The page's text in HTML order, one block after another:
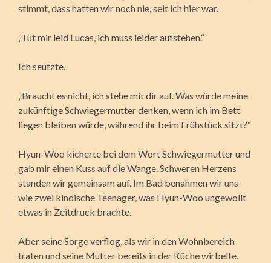
stimmt, dass hatten wir noch nie, seit ich hier war.
„Tut mir leid Lucas, ich muss leider aufstehen.“
Ich seufzte.
„Braucht es nicht, ich stehe mit dir auf. Was würde meine
zukünftige Schwiegermutter denken, wenn ich im Bett
liegen bleiben würde, während ihr beim Frühstück sitzt?“
Hyun-Woo kicherte bei dem Wort Schwiegermutter und
gab mir einen Kuss auf die Wange. Schweren Herzens
standen wir gemeinsam auf. Im Bad benahmen wir uns
wie zwei kindische Teenager, was Hyun-Woo ungewollt
etwas in Zeitdruck brachte.
Aber seine Sorge verflog, als wir in den Wohnbereich
traten und seine Mutter bereits in der Küche wirbelte.